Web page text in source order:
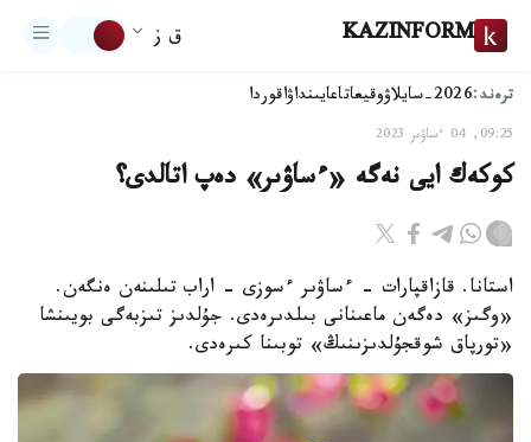
KAZINFORM ق ز
ترەند:2026-سايلاۋ وقيعاتاعايىنداۋاقوردا
09:25, 04 ءساۋىر 2023
كوكەك ايى نەگە «ءساۋىر» دەپ اتالدى؟
استانا. قازاقپارات - ءساۋىر ءسوزى - اراب تىلىنەن ەنگەن.
«وگىز» دەگەن ماعىنانى بىلدىرەدى. جۇلدىز تىزبەگى بويىنشا
«تورپاق شوقجۇلدىزىنىڭ» توبىنا كىرەدى.